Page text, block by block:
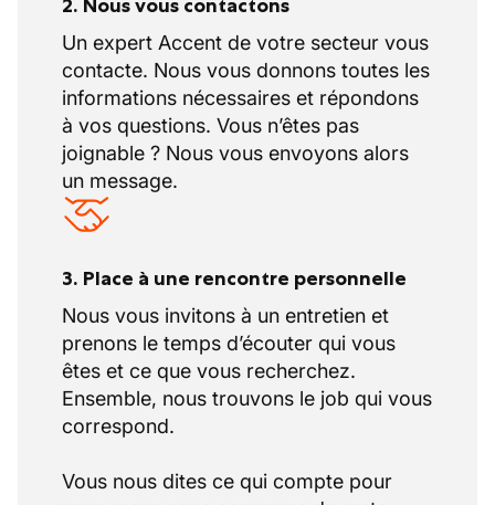
2. Nous vous contactons
Un expert Accent de votre secteur vous
contacte. Nous vous donnons toutes les
informations nécessaires et répondons
à vos questions. Vous n’êtes pas
joignable ? Nous vous envoyons alors
un message.
3. Place à une rencontre personnelle
Nous vous invitons à un entretien et
prenons le temps d’écouter qui vous
êtes et ce que vous recherchez.
Ensemble, nous trouvons le job qui vous
correspond.
Vous nous dites ce qui compte pour